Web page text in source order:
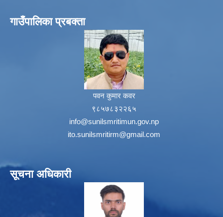
गाउँपालिका प्रबक्ता
पवन कुमार कवर
९८५७८३२२६५
info@sunilsmritimun.gov.np
ito.sunilsmritirm@gmail.com
सूचना अधिकारी